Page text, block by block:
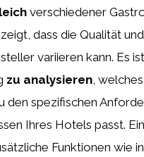
verschiedener
dass die Qualität
variieren kann. Es
zu analysieren ,
den spezifischen
Ihres Hotels passt.
Funktionen wie